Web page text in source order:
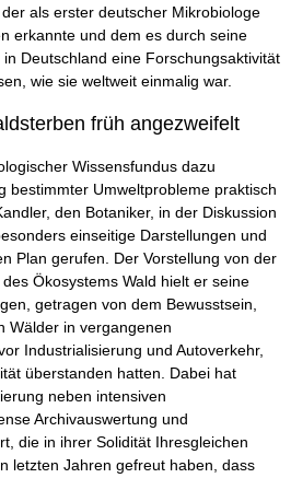
als erster deutscher Mikrobiologe
erkannte und dem es durch seine
Deutschland eine Forschungsaktivität
wie sie weltweit einmalig war.
früh angezweifelt
Wissensfundus dazu
bestimmter Umweltprobleme praktisch
den Botaniker, in der Diskussion
einseitige Darstellungen und
Plan gerufen. Der Vorstellung von der
Ökosystems Wald hielt er seine
getragen von dem Bewusstsein,
Wälder in vergangenen
Industrialisierung und Autoverkehr,
überstanden hatten. Dabei hat
neben intensiven
Archivauswertung und
die in ihrer Solidität Ihresgleichen
letzten Jahren gefreut haben, dass